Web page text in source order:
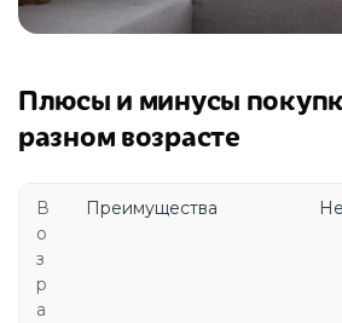
Плюсы и минусы
разном возрасте
В
о
з
р
а
Преимущества